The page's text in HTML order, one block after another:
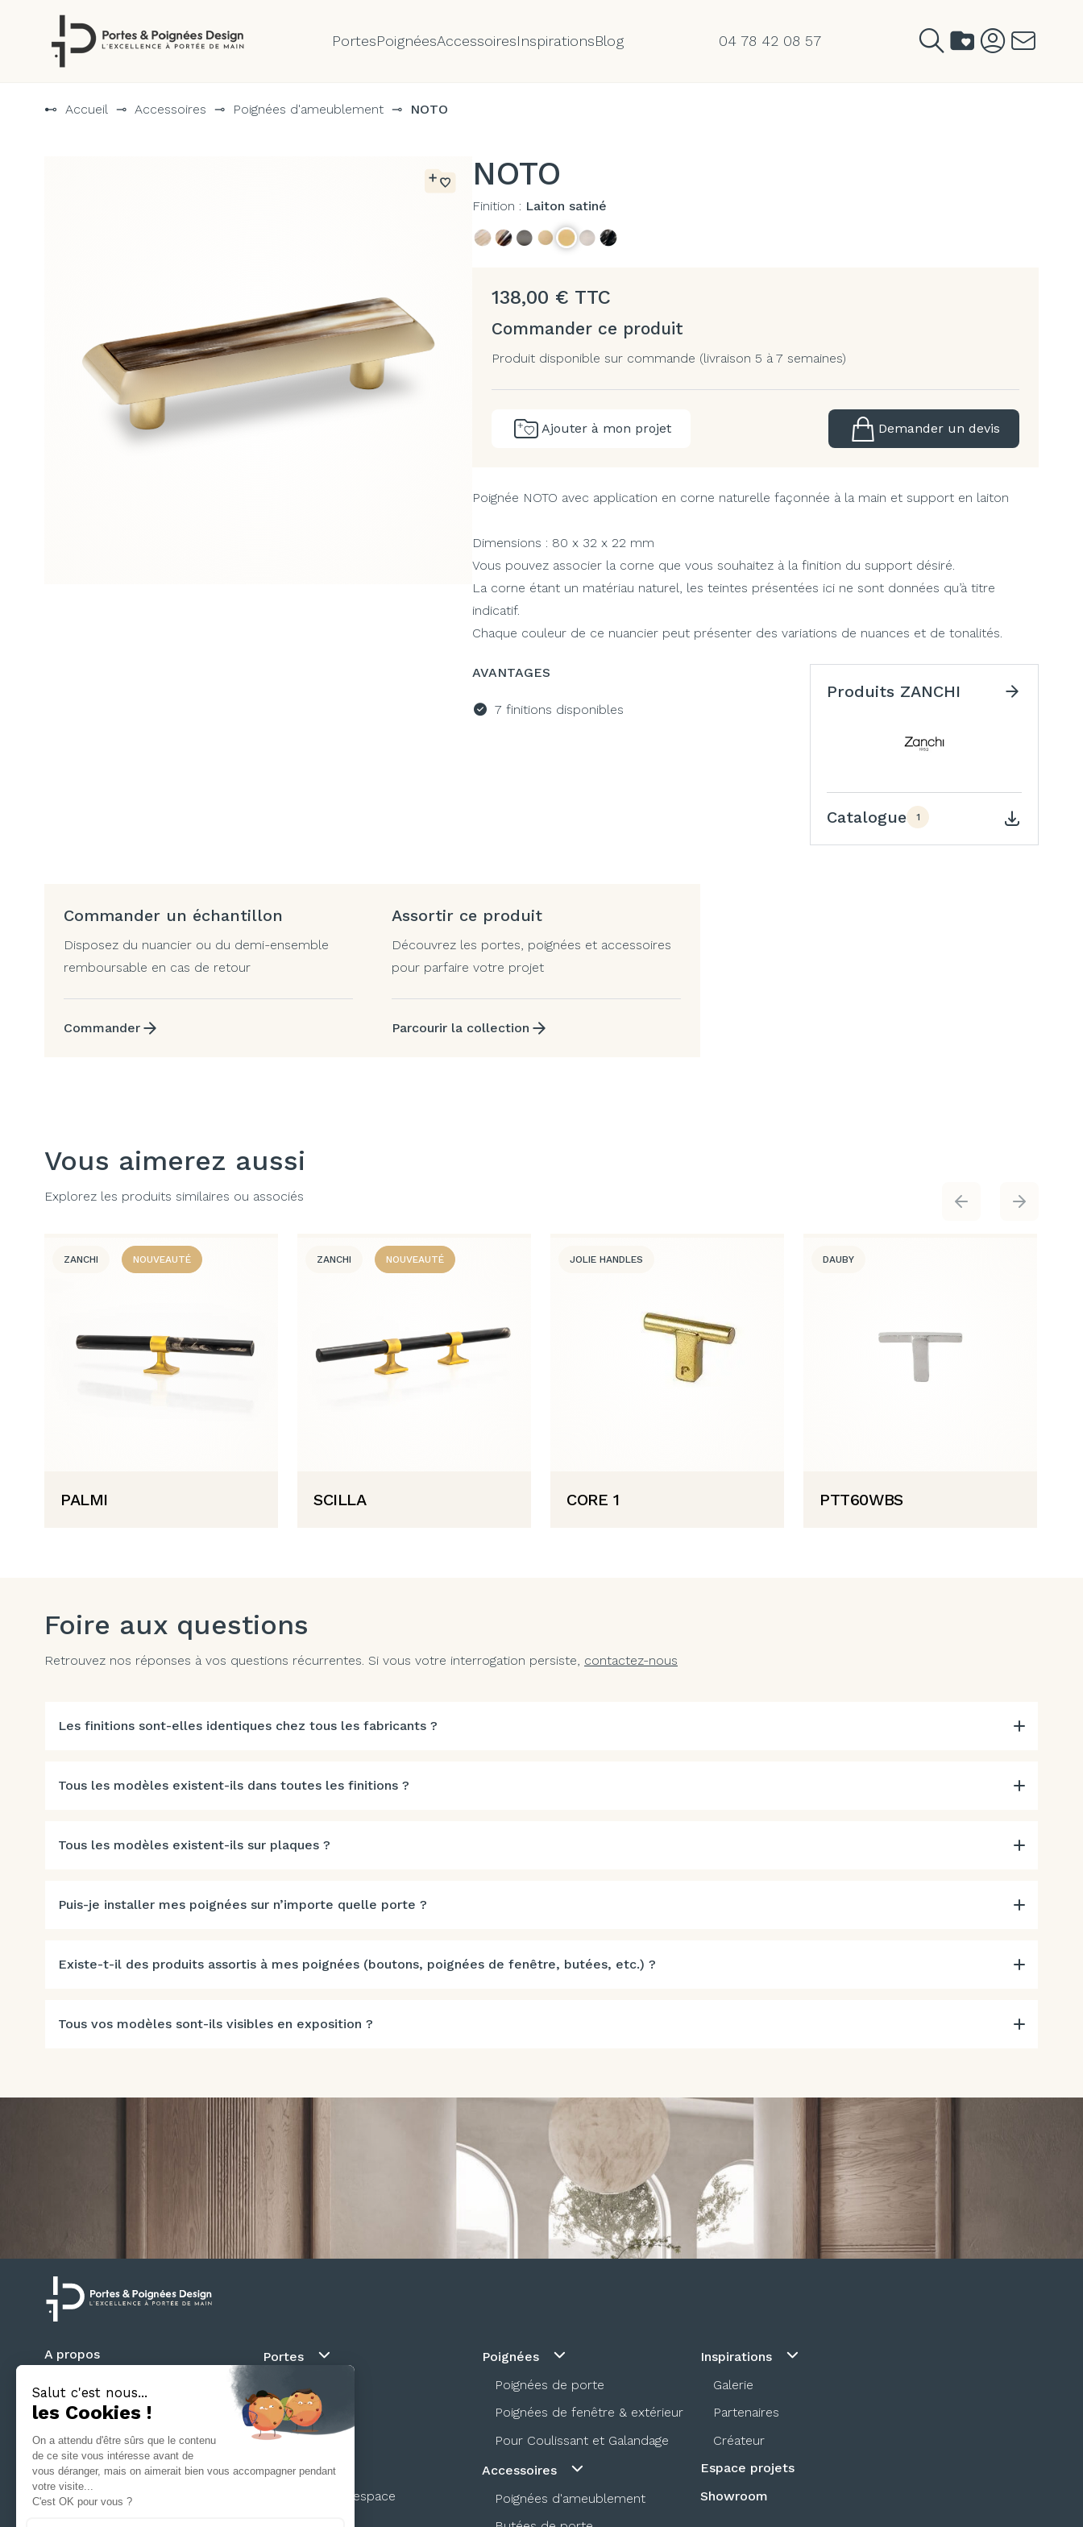
PortesPoignéesAccessoiresInspirationsBlog 04 78 42 08 57
⊷ Accueil ⊸ Accessoires ⊸ Poignées d'ameublement ⊸ NOTO
NOTO
Finition : Laiton satiné
138,00 € TTC
Commander ce produit
Produit disponible sur commande (livraison 5 à 7 semaines)
Ajouter à mon projet Demander un devis
Poignée NOTO avec application en corne naturelle façonnée à la main et support en laiton
Dimensions : 80 x 32 x 22 mm
Vous pouvez associer la corne que vous souhaitez à la finition du support désiré.
La corne étant un matériau naturel, les teintes présentées ici ne sont données qu’à titre
indicatif.
Chaque couleur de ce nuancier peut présenter des variations de nuances et de tonalités.
AVANTAGES
7 finitions disponibles
Produits ZANCHI
Catalogue 1
Commander un échantillon
Disposez du nuancier ou du demi-ensemble
remboursable en cas de retour
Commander
Assortir ce produit
Découvrez les portes, poignées et accessoires
pour parfaire votre projet
Parcourir la collection
Vous aimerez aussi
Explorez les produits similaires ou associés
ZANCHI NOUVEAUTÉ
PALMI
ZANCHI NOUVEAUTÉ
SCILLA
JOLIE HANDLES
CORE 1
DAUBY
PTT60WBS
Foire aux questions
Retrouvez nos réponses à vos questions récurrentes. Si vous votre interrogation persiste, contactez-nous
Les finitions sont-elles identiques chez tous les fabricants ?
Tous les modèles existent-ils dans toutes les finitions ?
Tous les modèles existent-ils sur plaques ?
Puis-je installer mes poignées sur n’importe quelle porte ?
Existe-t-il des produits assortis à mes poignées (boutons, poignées de fenêtre, butées, etc.) ?
Tous vos modèles sont-ils visibles en exposition ?
Portes
Battante
Coulissante
Galandage
Séparation d’espace
Poignées
Poignées de porte
Poignées de fenêtre & extérieur
Pour Coulissant et Galandage
Accessoires
Poignées d'ameublement
Inspirations
Galerie
Partenaires
Créateur
Espace projets
Showroom
A propos
Contact
Suivez nous